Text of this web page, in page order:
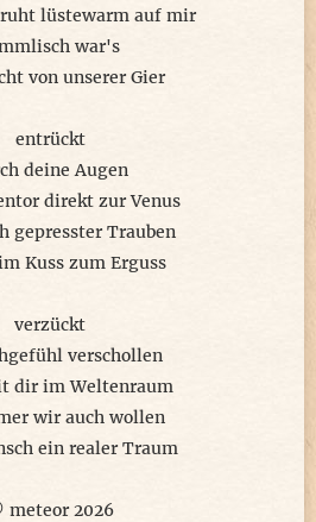
ruht lüstewarm auf mir
war's
von unserer Gier
entrückt
deine Augen
direkt zur Venus
gepresster Trauben
Kuss zum Erguss
verzückt
verschollen
dir im Weltenraum
wir auch wollen
ein realer Traum
meteor 2026